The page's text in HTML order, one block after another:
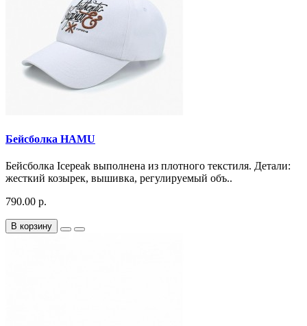
Бейсболка HAMU
Бейсболка Icepeak выполнена из плотного текстиля. Детали:
жесткий козырек, вышивка, регулируемый объ..
790.00 р.
В корзину